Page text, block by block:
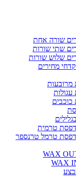
שורה אחת
שתי שורות
שלוש שורות
מחירים
מרובעות
כוכבים
טרמית
טרמל טרנספר